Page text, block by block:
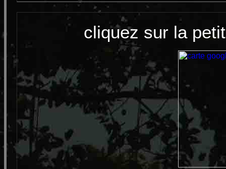
cliquez sur la